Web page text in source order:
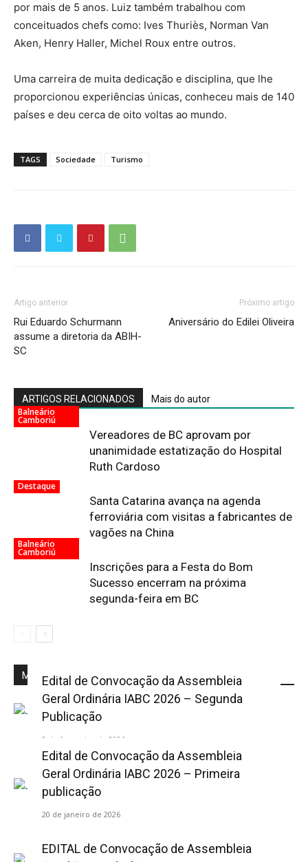
por mais de 5 anos. Luiz também trabalhou com
conceituados chefs como: Ives Thuriès, Norman Van
Aken, Henry Haller, Michel Roux entre outros.
Uma carreira de muita dedicação e disciplina, que lhe
proporcionou experiências únicas, conheceu mais de 140
países e deu cerca de oito voltas ao mundo.
TAGS Sociedade Turismo
Artigo anterior
Rui Eduardo Schurmann
assume a diretoria da ABIH-
SC
Próximo artigo
Aniversário do Edilei Oliveira
ARTIGOS RELACIONADOS Mais do autor
Balneário
Camboriú
Vereadores de BC aprovam por
unanimidade estatização do Hospital
Ruth Cardoso
Destaque
Santa Catarina avança na agenda
ferroviária com visitas a fabricantes de
vagões na China
Balneário
Camboriú
Inscrições para a Festa do Bom
Sucesso encerram na próxima
segunda-feira em BC
Mais Popular
Edital de Convocação da Assembleia
Geral Ordinária IABC 2026 – Segunda
Publicação
2 de fevereiro de 2026
Edital de Convocação da Assembleia
Geral Ordinária IABC 2026 – Primeira
publicação
20 de janeiro de 2026
EDITAL de Convocação de Assembleia